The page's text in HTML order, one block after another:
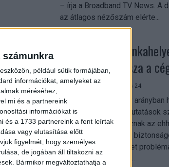
például sütik formájában,
információkat, amelyeket az
méréséhez,
mi és a partnereink
információkat is
és a 1733 partnereink a fent leírtak
vagy elutasítása előtt
figyelmét, hogy személyes
de jogában áll tiltakozni az
Bármikor megváltoztathatja a
és
folytatja
– írja a Broadband TV News. A
az átlagos nézőszám elérte...
Shadow AI a
szerezhetik vissza a
Digital Center 2026. július 24.
A munkavállalók nagy arányban
munkában, ám friss kutatások
szervezetnél hiányoznak az
világos irányelvek és
különösen ott jelenthet
üzleti információkkal...